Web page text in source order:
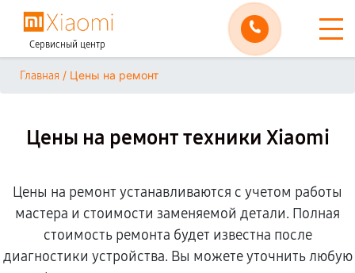
Сервисный центр
Главная / Цены на ремонт
Цены на ремонт техники Xiaomi
Цены на ремонт устанавливаются с учетом работы
мастера и стоимости заменяемой детали. Полная
стоимость ремонта будет известна после
диагностики устройства. Вы можете уточнить любую